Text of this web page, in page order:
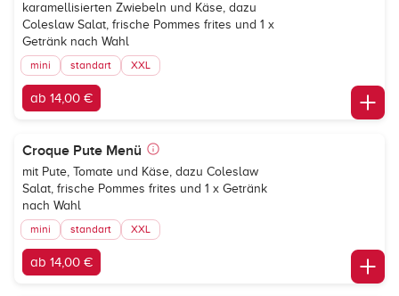
karamellisierten Zwiebeln und Käse, dazu
Coleslaw Salat, frische Pommes frites und 1 x
Getränk nach Wahl
mini standart XXL
ab 14,00 €
Croque Pute Menü
mit Pute, Tomate und Käse, dazu Coleslaw
Salat, frische Pommes frites und 1 x Getränk
nach Wahl
mini standart XXL
ab 14,00 €